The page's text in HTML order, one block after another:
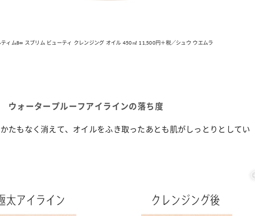
ィム8∞ スブリム ビューティ クレンジング オイル 450㎖ 11,500円＋税／シュウ ウエムラ
ウォータープルーフアイラインの落ち度
たもなく消えて、オイルをふき取ったあとも肌がしっとりとしてい